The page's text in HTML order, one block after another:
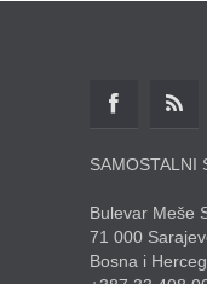
SAMOSTALNI
Bulevar Meše
71 000
Bosna i